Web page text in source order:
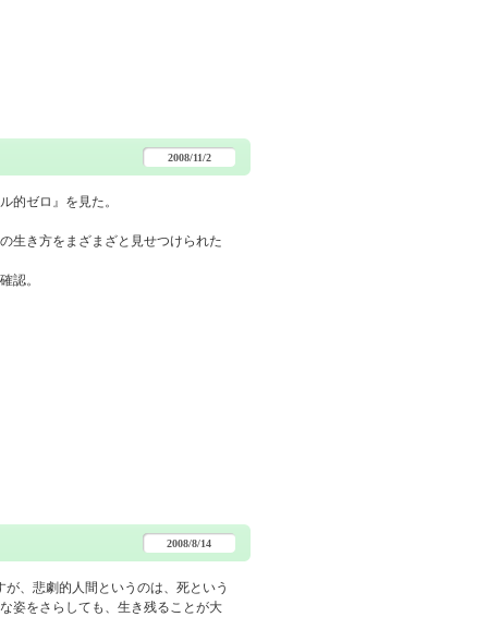
2008/11/2
的ゼロ』を見た。
生き方をまざまざと見せつけられた
認。
2008/8/14
、悲劇的人間というのは、死という
姿をさらしても、生き残ることが大